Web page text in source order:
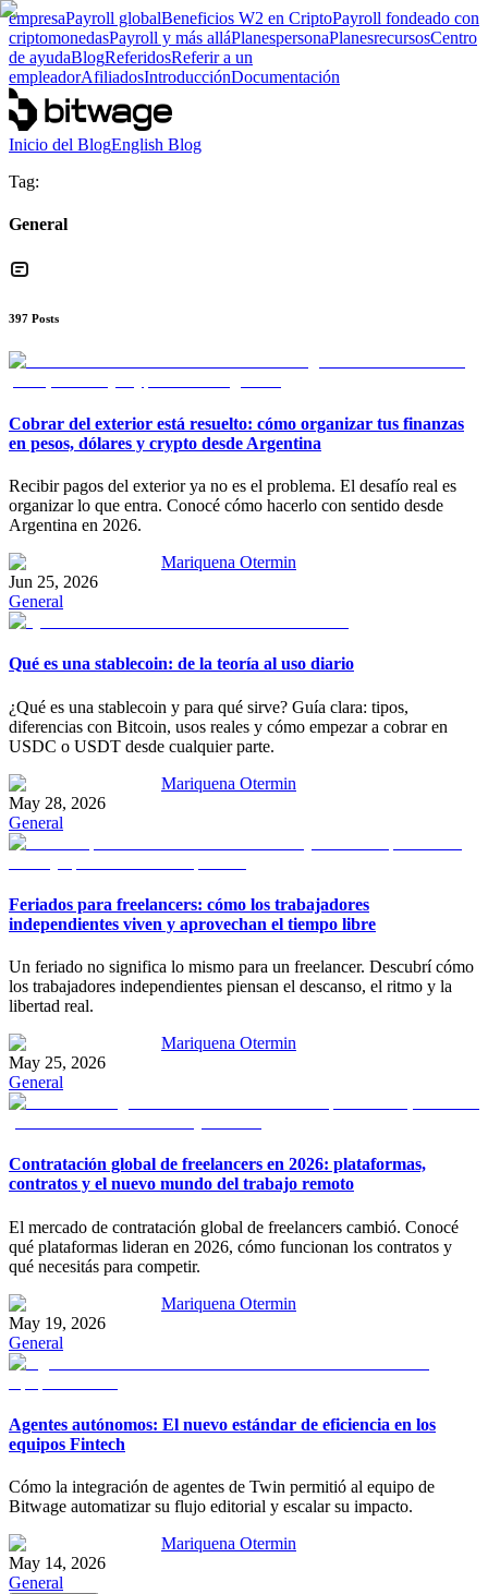
empresaPayroll globalBeneficios W2 en CriptoPayroll fondeado con
criptomonedasPayroll y más alláPlanespersonaPlanesrecursosCentro
de ayudaBlogReferidosReferir a un
empleadorAfiliadosIntroducciónDocumentación
Inicio del BlogEnglish Blog
Tag:
General
397 Posts
Cobrar del exterior está resuelto: cómo organizar tus finanzas
en pesos, dólares y crypto desde Argentina
Recibir pagos del exterior ya no es el problema. El desafío real es
organizar lo que entra. Conocé cómo hacerlo con sentido desde
Argentina en 2026.
Mariquena Otermin
Jun 25, 2026
General
Qué es una stablecoin: de la teoría al uso diario
¿Qué es una stablecoin y para qué sirve? Guía clara: tipos,
diferencias con Bitcoin, usos reales y cómo empezar a cobrar en
USDC o USDT desde cualquier parte.
Mariquena Otermin
May 28, 2026
General
Feriados para freelancers: cómo los trabajadores
independientes viven y aprovechan el tiempo libre
Un feriado no significa lo mismo para un freelancer. Descubrí cómo
los trabajadores independientes piensan el descanso, el ritmo y la
libertad real.
Mariquena Otermin
May 25, 2026
General
Contratación global de freelancers en 2026: plataformas,
contratos y el nuevo mundo del trabajo remoto
El mercado de contratación global de freelancers cambió. Conocé
qué plataformas lideran en 2026, cómo funcionan los contratos y
qué necesitás para competir.
Mariquena Otermin
May 19, 2026
General
Agentes autónomos: El nuevo estándar de eficiencia en los
equipos Fintech
Cómo la integración de agentes de Twin permitió al equipo de
Bitwage automatizar su flujo editorial y escalar su impacto.
Mariquena Otermin
May 14, 2026
General